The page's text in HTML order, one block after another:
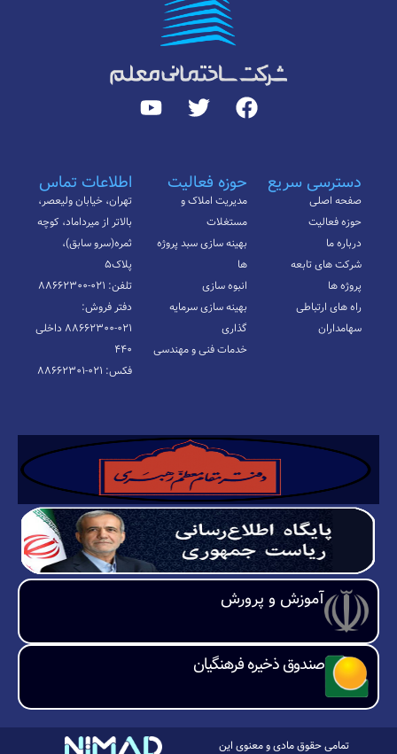
دسترسی سریع
صفحه اصلی
حوزه فعالیت
درباره ما
شرکت های تابعه
پروژه ها
راه های ارتباطی
سهامداران
حوزه فعالیت
مدیریت املاک و
مستغلات
بهینه سازی سبد پروژه
ها
انبوه سازی
بهینه سازی سرمایه
گذاری
خدمات فنی و مهندسی
اطلاعات تماس
تهران، خیابان ولیعصر،
بالاتر از میرداماد، کوچه
ثمره(سرو سابق)،
پلاک۵
تلفن: ۰۲۱-۸۸۶۶۲۳۰۰
دفتر فروش:
۰۲۱-۸۸۶۶۲۳۰۰ داخلی
۴۴۰
فکس: ۰۲۱-۸۸۶۶۲۳۰۱
آموزش و پرورش
صندوق ذخیره فرهنگیان
تمامی حقوق مادی و معنوی این